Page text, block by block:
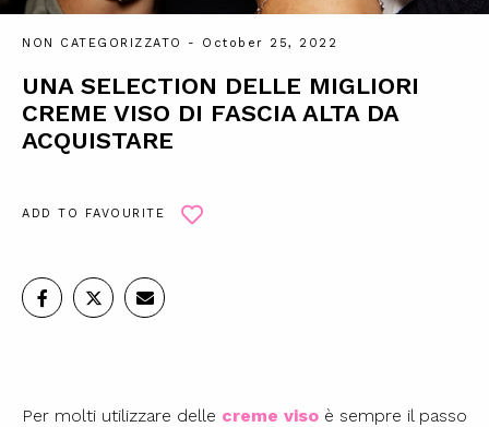
NON CATEGORIZZATO - October 25, 2022
UNA SELECTION DELLE MIGLIORI
CREME VISO DI FASCIA ALTA DA
ACQUISTARE
ADD TO FAVOURITE
Per molti utilizzare delle creme viso è sempre il passo